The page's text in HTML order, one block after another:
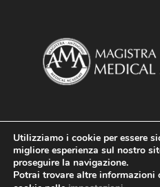
Utilizziamo i cookie per essere
migliore esperienza sul nostro
proseguire la navigazione.
Potrai trovare altre informazioni